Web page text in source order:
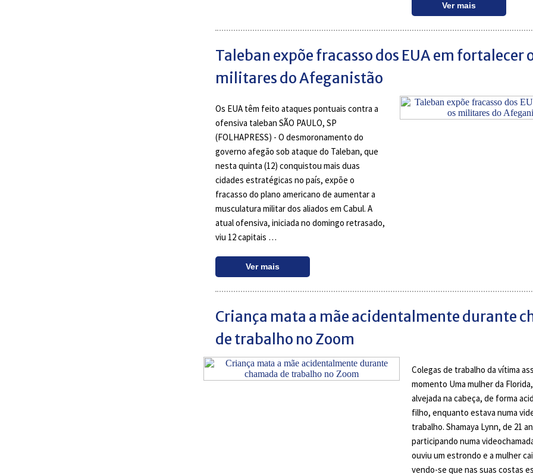
Ver mais
Taleban expõe fracasso dos EUA em fortalecer
militares do Afeganistão
Os EUA têm feito ataques pontuais contra a
ofensiva taleban SÃO PAULO, SP
(FOLHAPRESS) - O desmoronamento do
governo afegão sob ataque do Taleban, que
nesta quinta (12) conquistou mais duas
cidades estratégicas no país, expõe o
fracasso do plano americano de aumentar a
musculatura militar dos aliados em Cabul. A
atual ofensiva, iniciada no domingo retrasado,
viu 12 capitais …
Ver mais
Criança mata a mãe acidentalmente durante
de trabalho no Zoom
Colegas de trabalho da vítima
momento Uma mulher da
alvejada na cabeça, de forma
filho, enquanto estava numa
trabalho. Shamaya Lynn, de 21
participando numa
ouviu um estrondo e a mulher
vendo-se que nas suas costas